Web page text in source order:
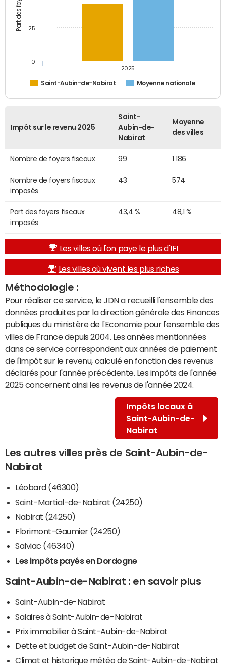
Saint-Aubin-de-Nabirat Moyenne nationale
2025
0
25
Impôt sur le revenu 2025
Saint-
Aubin-de-
Nabirat
Moyenne
des villes
Nombre de foyers fiscaux 99 1 186
Nombre de foyers fiscaux
imposés
43 574
Part des foyers fiscaux
imposés
43,4 % 48,1 %
Les villes où l'on paye le plus d'IFI
Les villes où vivent les plus riches
Méthodologie :
Pour réaliser ce service, le JDN a recueilli l'ensemble des
données produites par la direction générale des Finances
publiques du ministère de l'Economie pour l'ensemble des
villes de France depuis 2004. Les années mentionnées
dans ce service correspondent aux années de paiement
de l'impôt sur le revenu, calculé en fonction des revenus
déclarés pour l'année précédente. Les impôts de l'année
2025 concernent ainsi les revenus de l'année 2024.
Impôts locaux à
Saint-Aubin-de-
Nabirat
Les autres villes près de Saint-Aubin-de-
Nabirat
Léobard (46300)
Saint-Martial-de-Nabirat (24250)
Nabirat (24250)
Florimont-Gaumier (24250)
Salviac (46340)
Les impôts payés en Dordogne
Saint-Aubin-de-Nabirat : en savoir plus
Saint-Aubin-de-Nabirat
Salaires à Saint-Aubin-de-Nabirat
Prix immobilier à Saint-Aubin-de-Nabirat
Dette et budget de Saint-Aubin-de-Nabirat
Climat et historique météo de Saint-Aubin-de-Nabirat